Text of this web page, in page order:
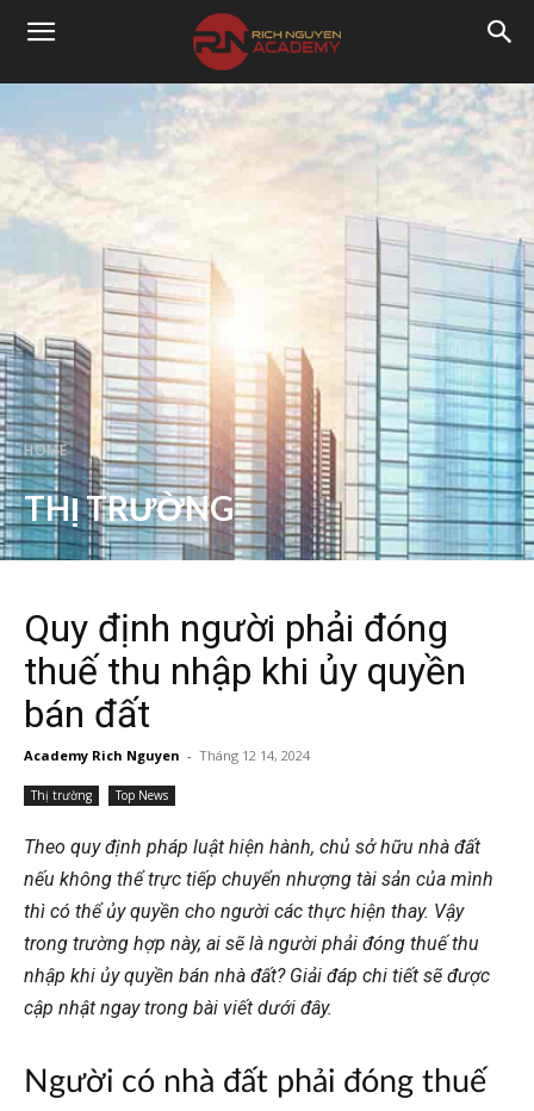
HOME
THỊ TRƯỜNG
Quy định người phải đóng
thuế thu nhập khi ủy quyền
bán đất
Academy Rich Nguyen - Tháng 12 14, 2024
Thị trường Top News
Theo quy định pháp luật hiện hành, chủ sở hữu nhà đất
nếu không thể trực tiếp chuyển nhượng tài sản của mình
thì có thể ủy quyền cho người các thực hiện thay. Vậy
trong trường hợp này, ai sẽ là người phải đóng thuế thu
nhập khi ủy quyền bán nhà đất? Giải đáp chi tiết sẽ được
cập nhật ngay trong bài viết dưới đây.
Người có nhà đất phải đóng thuế